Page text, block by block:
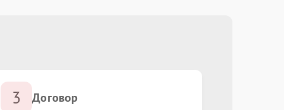
3 Договор